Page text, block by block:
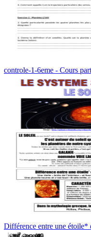
controle-1-6eme - Cours
Différence entre une étoile*